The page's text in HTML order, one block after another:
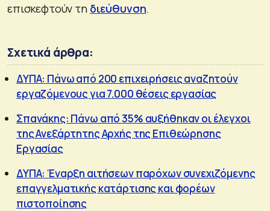
επισκεφτούν τη διεύθυνση.
Σχετικά άρθρα:
ΔΥΠΑ: Πάνω από 200 επιχειρήσεις αναζητούν
εργαζόμενους για 7.000 θέσεις εργασίας
Σπανάκης: Πάνω από 35% αυξήθηκαν οι έλεγχοι
της Ανεξάρτητης Αρχής της Επιθεώρησης
Εργασίας
ΔΥΠΑ: Έναρξη αιτήσεων παρόχων συνεχιζόμενης
επαγγελματικής κατάρτισης και φορέων
πιστοποίησης